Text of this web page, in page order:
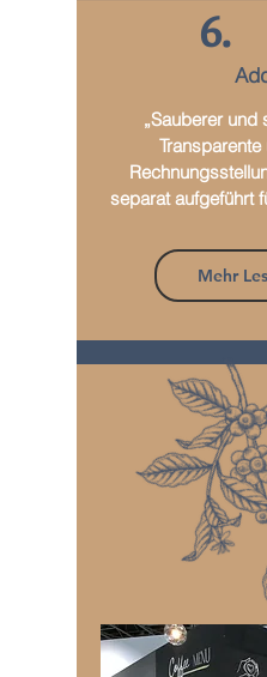
6.
„Sauberer und
separat aufgeführt
Mehr